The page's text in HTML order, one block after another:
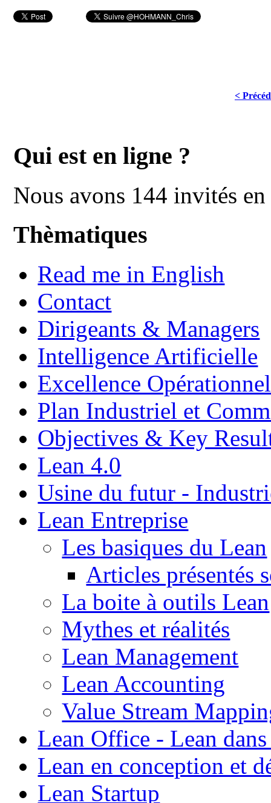
<
Qui est en ligne ?
Nous avons 144 invités
Thèmatiques
Read me in English
Contact
Dirigeants & Managers
Intelligence Artificielle
Excellence
Plan Industriel et
Objectives & Key
Lean 4.0
Usine du futur -
Lean Entreprise
Les basiques du Lean
Articles présentés
La boite à outils Lean
Mythes et réalités
Lean Management
Lean Accounting
Value Stream
Lean Office - Lean
Lean en conception et
Lean Startup